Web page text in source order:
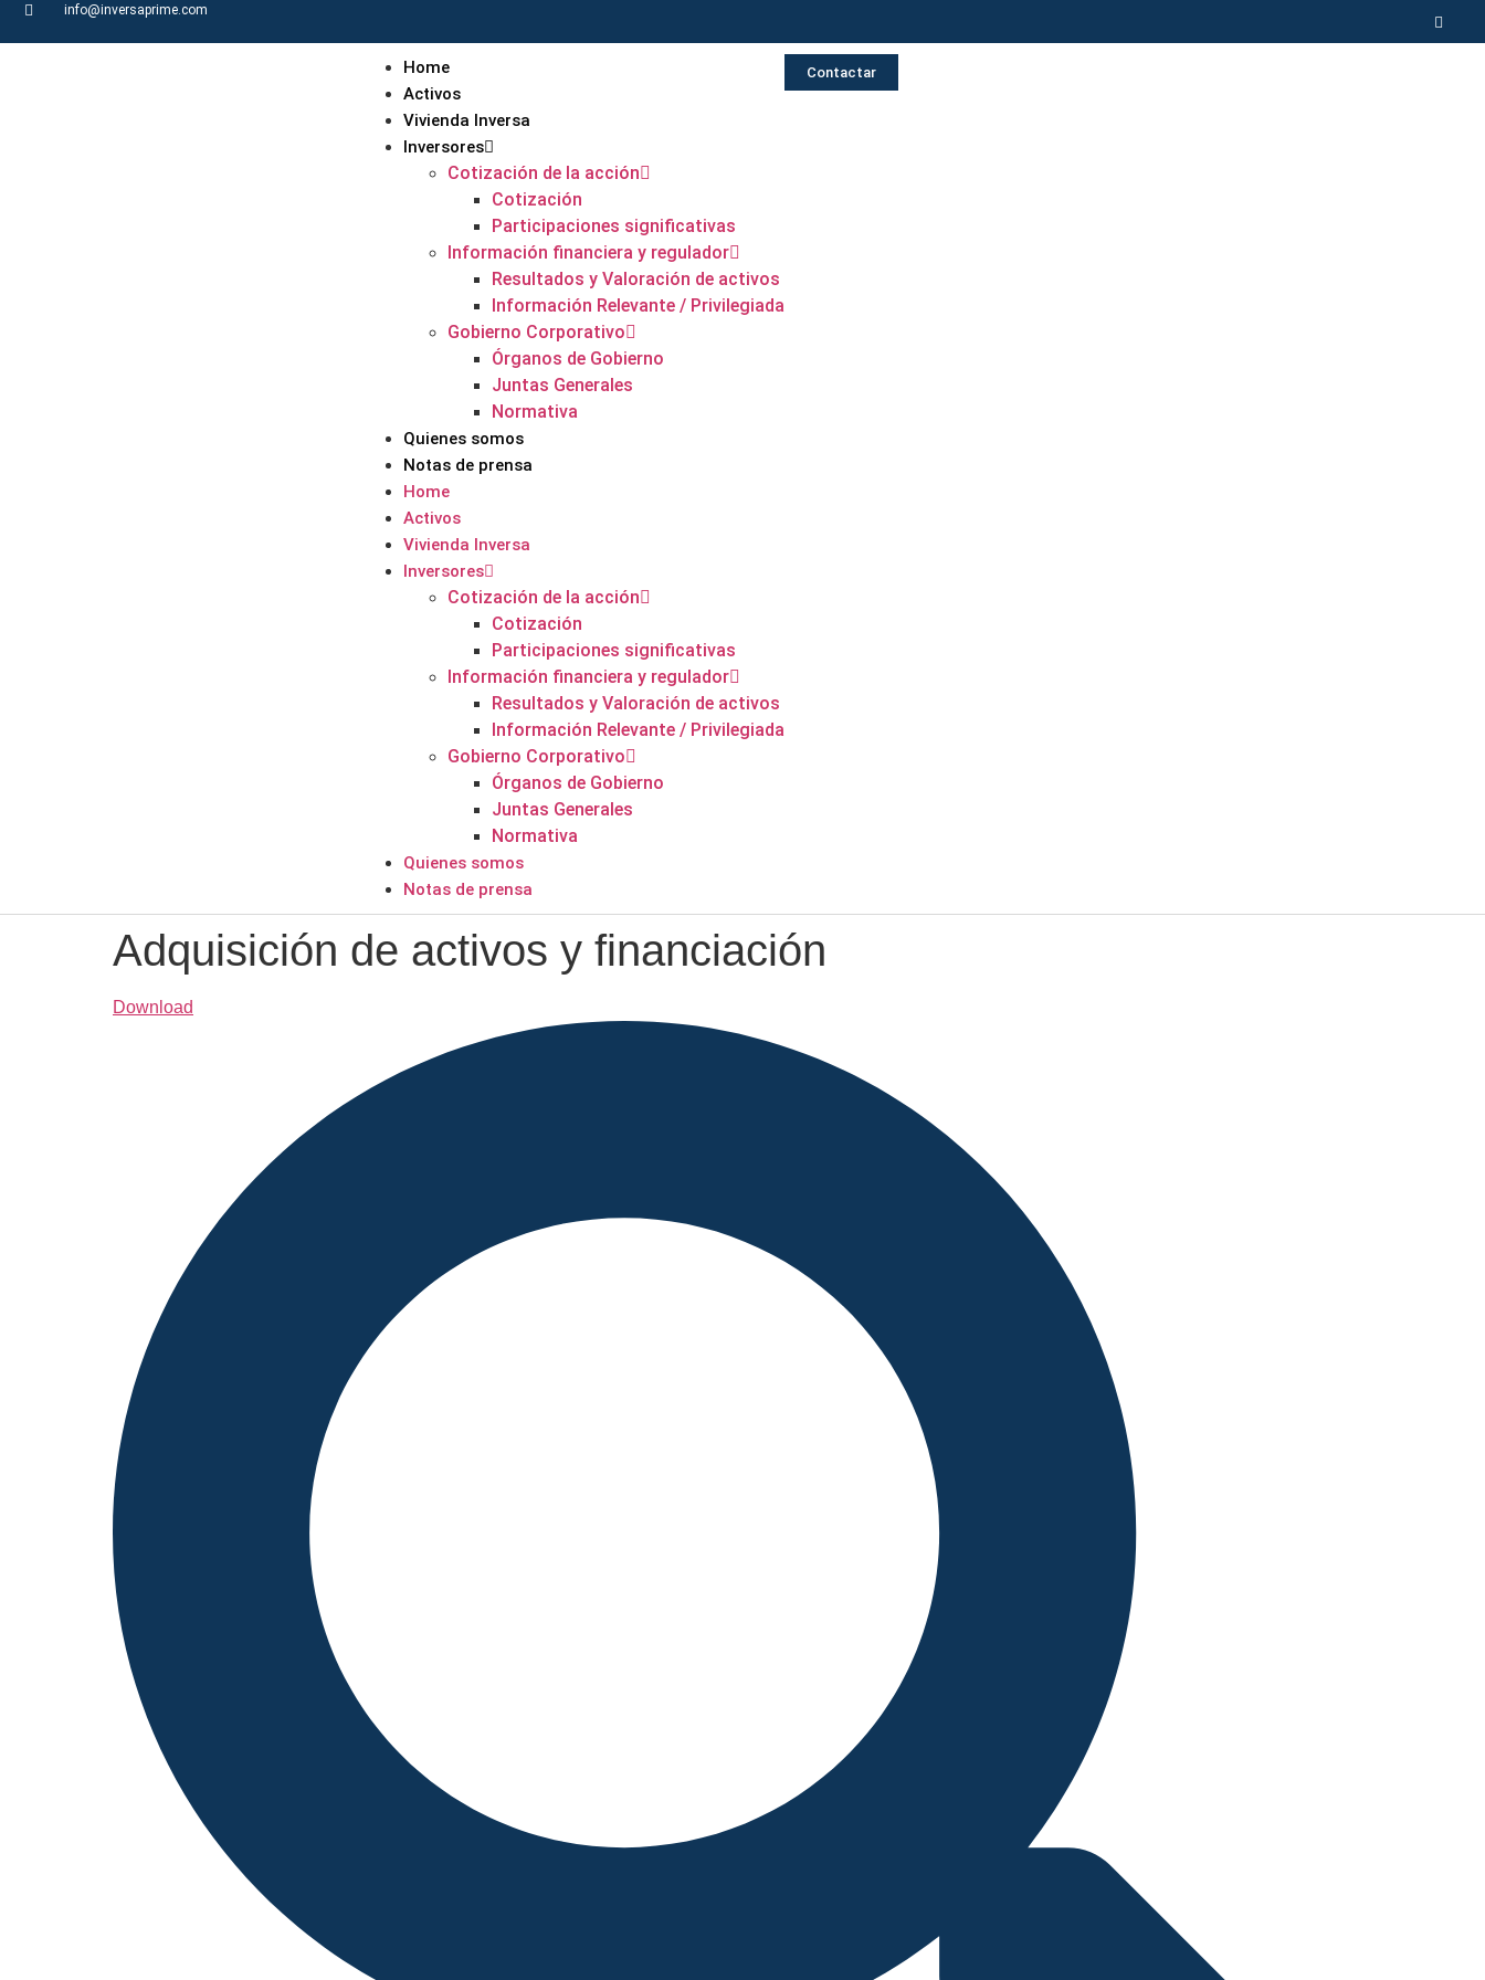
info@inversaprime.com
Home
Activos
Vivienda Inversa
Inversores
Cotización de la acción
Cotización
Participaciones significativas
Información financiera y regulador
Resultados y Valoración de activos
Información Relevante / Privilegiada
Gobierno Corporativo
Órganos de Gobierno
Juntas Generales
Normativa
Quienes somos
Notas de prensa
Home
Activos
Vivienda Inversa
Inversores
Cotización de la acción
Cotización
Participaciones significativas
Información financiera y regulador
Resultados y Valoración de activos
Información Relevante / Privilegiada
Gobierno Corporativo
Órganos de Gobierno
Juntas Generales
Normativa
Quienes somos
Notas de prensa
Contactar
Adquisición de activos y financiación
Download